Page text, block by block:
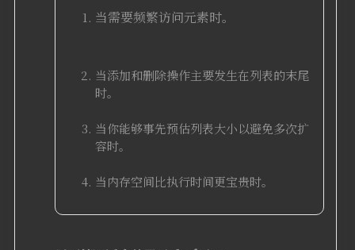
当需要频繁访问元素时。
当添加和删除操作主要发生在列表的末尾
时。
当你能够事先预估列表大小以避免多次扩
容时。
当内存空间比执行时间更宝贵时。